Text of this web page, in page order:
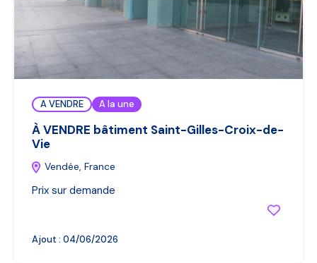
A VENDRE A la une
À VENDRE bâtiment Saint-Gilles-Croix-de-
Vie
Vendée, France
Prix sur demande
Ajout : 04/06/2026